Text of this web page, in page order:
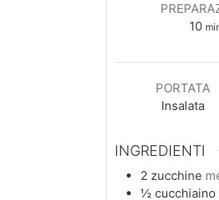
10
PORTATA
Insalata
INGREDIENTI
2 zucchine
½ cucchiaino